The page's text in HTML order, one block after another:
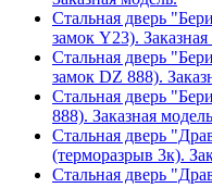
Стальная дверь
замок Y23). Заказная
Стальная дверь
замок DZ 888).
Стальная дверь
888). Заказная
Стальная дверь
(терморазрыв 3к).
Стальная дверь